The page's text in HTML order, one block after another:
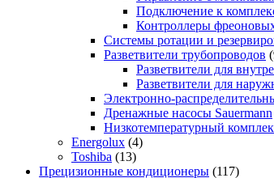
Подключение к
Контроллеры
Системы ротации и
Разветвители трубопроводов
Разветвители для
Разветвители для
Электронно-
Дренажные насосы Sauermann
Низкотемпературный
Energolux (4)
Toshiba (13)
Прецизионные кондиционеры (117)